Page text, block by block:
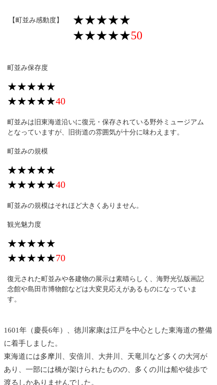
【町並み感動度】
★★★★★
★★★★★50
町並み保存度
★★★★★
★★★★★40
町並みは旧東海道沿いに復元・保存されている野外ミュージアム
となっていますが、旧街道の雰囲気が十分に味わえます。
町並みの規模
★★★★★
★★★★★40
町並みの規模はそれほど大きくありません。
観光魅力度
★★★★★
★★★★★70
復元された町並みや各建物の展示は素晴らしく、海野光弘版画記
念館や島田市博物館などは大変見応えがあるものになっていま
す。
1601年（慶長6年）、徳川家康は江戸を中心とした東海道の整備
に着手しました。
東海道には多摩川、安倍川、大井川、天竜川など多くの大河が
あり、一部には橋が架けられたものの、多くの川は船や徒歩で
渡るしかありませんでした。